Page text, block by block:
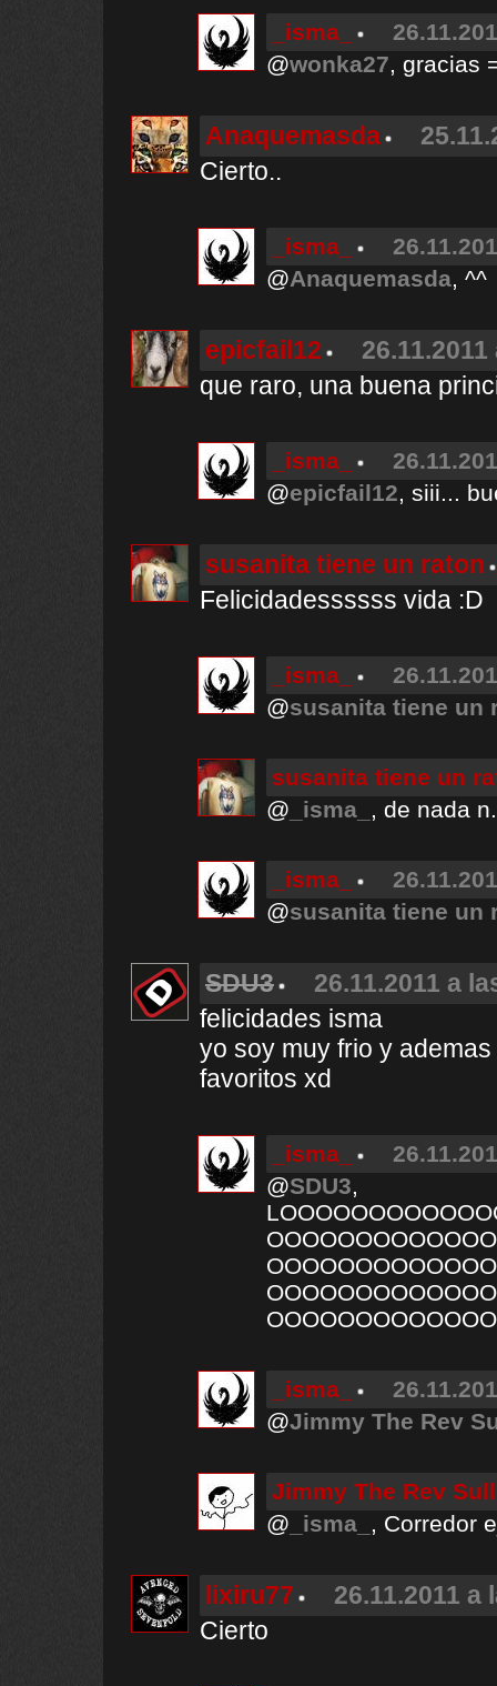
_isma_
@wonka27, gracias
Anaquemasda
Cierto..
_isma_
@Anaquemasda, ^^
epicfail12
que raro, una buena
_isma_
@epicfail12, siii...
susanita tiene un raton
Felicidadessssss vida :D
_isma_
@susanita tiene un
susanita tiene un
@ _isma_ , de nada
_isma_
@susanita tiene un
SDU3
26.11.2011 a
felicidades isma
yo soy muy frio y
favoritos xd
_isma_
@SDU3,
_isma_
@Jimmy The Rev
Jimmy The Rev
@ _isma_ , Corredor
lixiru77
26.11.2011 a
Cierto